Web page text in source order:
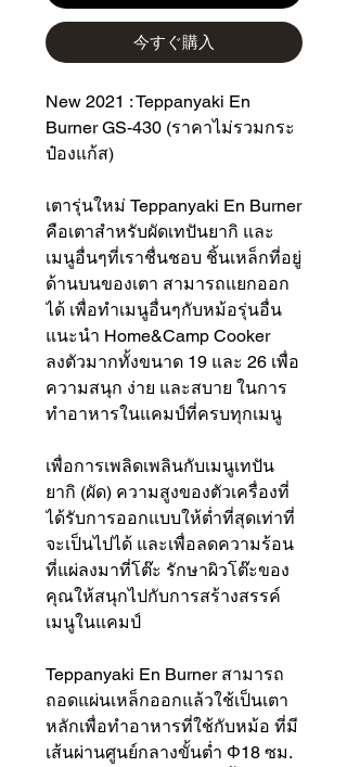
今すぐ購入
New 2021 : Teppanyaki En
Burner GS-430 (ราคาไม่รวมกระ
ป๋องแก้ส)
เตารุ่นใหม่ Teppanyaki En Burner
คือเตาสำหรับผัดเทปันยากิ และ
เมนูอื่นๆที่เราชื่นชอบ ชิ้นเหล็กที่อยู่
ด้านบนของเตา สามารถแยกออก
ได้ เพื่อทำเมนูอื่นๆกับหม้อรุ่นอื่น
แนะนำ Home&Camp Cooker
ลงตัวมากทั้งขนาด 19 และ 26 เพื่อ
ความสนุก ง่าย และสบาย ในการ
ทำอาหารในแคมป์ที่ครบทุกเมนู
เพื่อการเพลิดเพลินกับเมนูเทปัน
ยากิ (ผัด) ความสูงของตัวเครื่องที่
ได้รับการออกแบบให้ต่ำที่สุดเท่าที่
จะเป็นไปได้ และเพื่อลดความร้อน
ที่แผ่ลงมาที่โต๊ะ รักษาผิวโต๊ะของ
คุณให้สนุกไปกับการสร้างสรรค์
เมนูในแคมป์
Teppanyaki En Burner สามารถ
ถอดแผ่นเหล็กออกแล้วใช้เป็นเตา
หลักเพื่อทำอาหารที่ใช้กับหม้อ ที่มี
เส้นผ่านศูนย์กลางขั้นต่ำ Φ18 ซม.